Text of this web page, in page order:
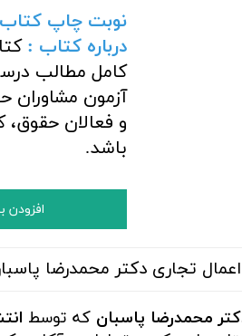
نوبت چاپ
درباره کتاب :
کامل مطالب
آزمون مشاوران
و فعالان حقوق،
باشد.
افزودن
محمدرضا پاسبان که توسط